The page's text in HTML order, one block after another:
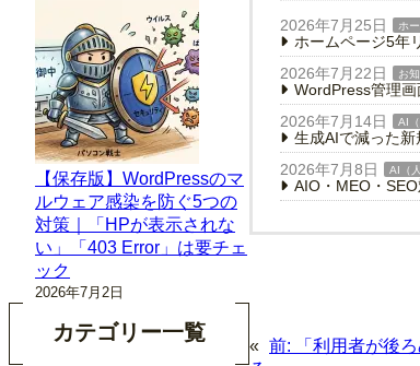
2026年7月25日 ホ
ホームページ5年
2026年7月22日
お
WordPress管理
2026年7月14日
AI（
生成AIで減った
2026年7月8日
AI（
AIO・MEO・
« 前:
「利用者が後
【保存版】WordPressのマ
ルウェア感染を防ぐ5つの
対策｜「HPが表示されな
い」「403 Error」は要チェ
ック
2026年7月2日
カテゴリー一覧